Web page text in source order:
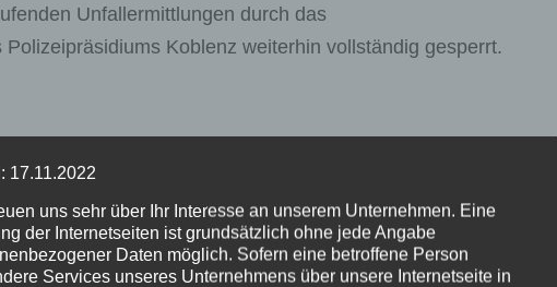
Unfallermittlungen durch das
Koblenz weiterhin vollständig gesperrt.
Lahnstein liegen – 270 Fahrgäste
evakuiert
um
17.11.2022
uns sehr über Ihr Interesse an unserem Unternehmen. Eine
der Internetseiten ist grundsätzlich ohne jede Angabe
Daten möglich. Sofern eine betroffene Person
Services unseres Unternehmens über unsere Internetseite in